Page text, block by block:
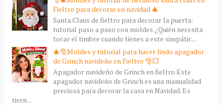
Fieltro para decorar en navidad 🎄
Santa Claus de fieltro para decorar la puerta:
tutorial paso a paso con moldes ¿Quién necesita
tocar el timbre cuando tienes a este simpátic...
🎄🎅Moldes y tutorial para hacer lindo apagador
de Grinch navideño en Fieltro 🎅💥
Apagador navideño de Grinch en fieltro Este
apagador navideño de Grinch es una manualidad
preciosa para decorar la casa en Navidad. Es
tiern...